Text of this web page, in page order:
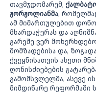
თავმჯდომარემ,
ჟორჟოლიანმა,
ამ მიმართულებით
მხარდაჭერას და
გარეშე ვერ
მომზადებისა და,
ქვეყნისათვის ასეთი
ღონისძიებების
გამომსვლელმა, ასევე
მიმდინარე რეფორმაში